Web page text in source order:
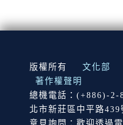
:::
版權所有 文化部
著作權聲明
總機電話：(+886)-2-
北市新莊區中平路439